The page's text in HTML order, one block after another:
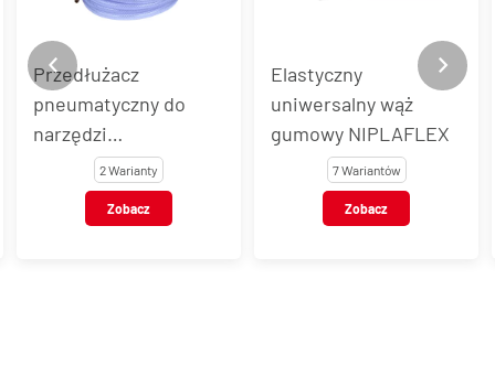
Przedłużacz
pneumatyczny do
narzędzi
pneumatycznych
WTZ-P
2 Warianty
Zobacz
Elastyczny
uniwersalny wąż
gumowy NIPLAFLEX
7 Wariantów
Zobacz